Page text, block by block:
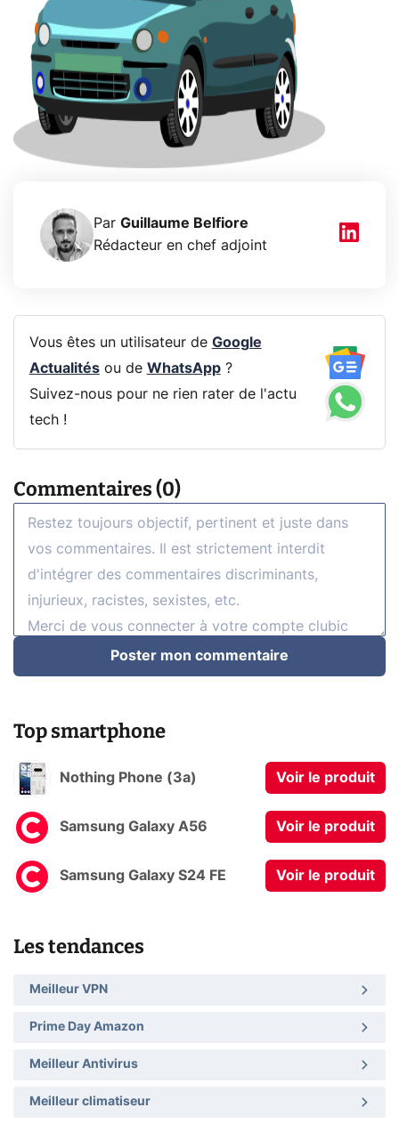
Par Guillaume Belfiore
Rédacteur en chef adjoint
Vous êtes un utilisateur de Google
Actualitésou de WhatsApp?
Suivez-nous pour ne rien rater de l'actu
tech !
Commentaires (0)
Poster mon commentaire
Top smartphone
Nothing Phone (3a) Voir le produit
Samsung Galaxy A56 Voir le produit
Samsung Galaxy S24 FE Voir le produit
Les tendances
Meilleur VPN
Prime Day Amazon
Meilleur Antivirus
Meilleur climatiseur